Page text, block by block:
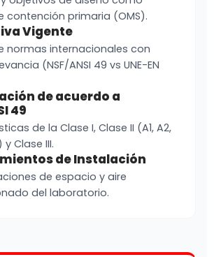
contención primaria (OMS).
Vigente
normas internacionales con
(NSF/ANSI 49 vs UNE-EN
de acuerdo a
49
de la Clase I, Clase II (A1, A2,
y Clase III.
de Instalación
de espacio y aire
del laboratorio.